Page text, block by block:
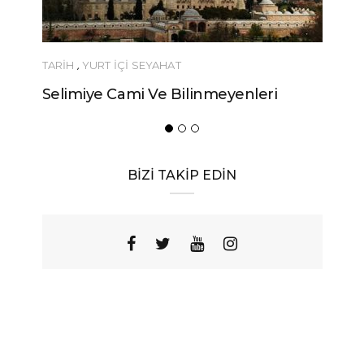
YEME-İÇME
Urfa’nın Birbirinden Lezzetli 10
BİZİ TAKİP EDİN